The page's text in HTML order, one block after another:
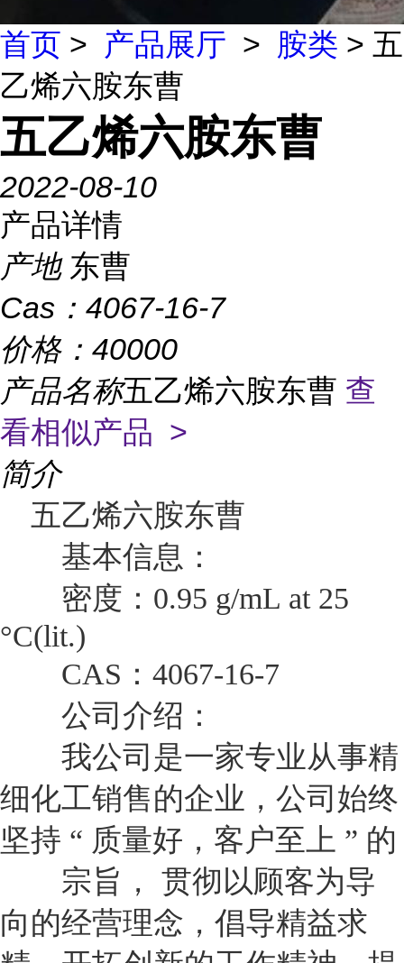
首页 > 产品展厅 > 胺类 > 五
乙烯六胺东曹
五乙烯六胺东曹
2022-08-10
产品详情
产地 东曹
Cas： 4067-16-7
价格： 40000
产品名称五乙烯六胺东曹 查
看相似产品 >
简介
五乙烯六胺东曹
基本信息：
密度：0.95 g/mL at 25
°C(lit.)
CAS：4067-16-7
公司介绍：
我公司是一家专业从事精
细化工销售的企业，公司始终
坚持 “ 质量好，客户至上 ” 的
宗旨， 贯彻以顾客为导
向的经营理念，倡导精益求